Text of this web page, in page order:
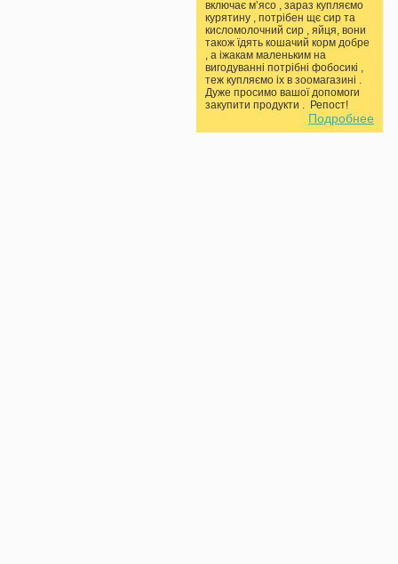
включає мʼясо , зараз купляємо
курятину , потрібен щє сир та
кисломолочний сир , яйця, вони
також їдять кошачий корм добре
, а іжакам маленьким на
вигодуванні потрібні фобосикі ,
теж купляємо іх в зоомагазині .
Дуже просимо вашої допомоги
закупити продукти . Репост!
Подробнее